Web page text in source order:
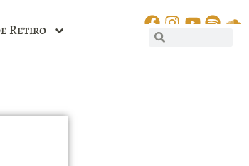
Retiro